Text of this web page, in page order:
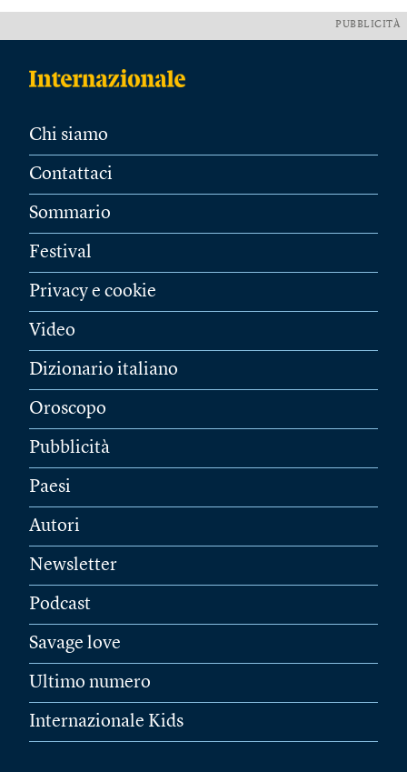
PUBBLICITÀ
Chi siamo
Contattaci
Sommario
Festival
Privacy e cookie
Video
Dizionario italiano
Oroscopo
Pubblicità
Paesi
Autori
Newsletter
Podcast
Savage love
Ultimo numero
Internazionale Kids